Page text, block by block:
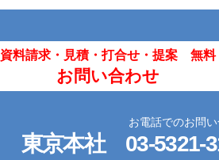
資料請求・見積・打合せ・提案 無料
お問い合わせ
お電話でのお問
東京本社 03-5321-